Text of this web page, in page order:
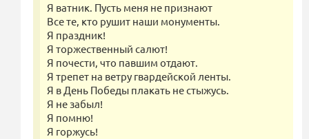
Я ватник. Пусть меня не признают
Все те, кто рушит наши монументы.
Я праздник!
Я торжественный салют!
Я почести, что павшим отдают.
Я трепет на ветру гвардейской ленты.
Я в День Победы плакать не стыжусь.
Я не забыл!
Я помню!
Я горжусь!